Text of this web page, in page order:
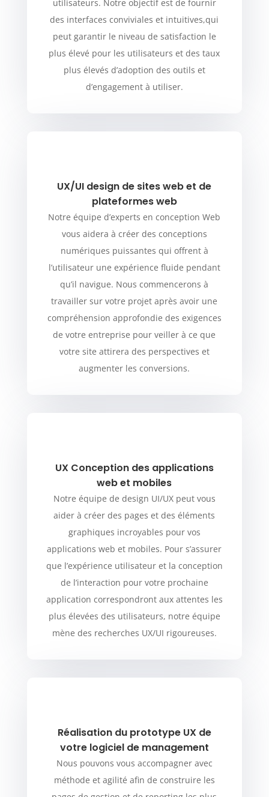
utilisateurs. Notre objectif est de fournir
des interfaces conviviales et intuitives,qui
peut garantir le niveau de satisfaction le
plus élevé pour les utilisateurs et des taux
plus élevés d’adoption des outils et
d’engagement à utiliser.
UX/UI design de sites web et de
plateformes web
Notre équipe d’experts en conception Web
vous aidera à créer des conceptions
numériques puissantes qui offrent à
l’utilisateur une expérience fluide pendant
qu’il navigue. Nous commencerons à
travailler sur votre projet après avoir une
compréhension approfondie des exigences
de votre entreprise pour veiller à ce que
votre site attirera des perspectives et
augmenter les conversions.
UX Conception des applications
web et mobiles
Notre équipe de design UI/UX peut vous
aider à créer des pages et des éléments
graphiques incroyables pour vos
applications web et mobiles. Pour s’assurer
que l’expérience utilisateur et la conception
de l’interaction pour votre prochaine
application correspondront aux attentes les
plus élevées des utilisateurs, notre équipe
mène des recherches UX/UI rigoureuses.
Réalisation du prototype UX de
votre logiciel de management
Nous pouvons vous accompagner avec
méthode et agilité afin de construire les